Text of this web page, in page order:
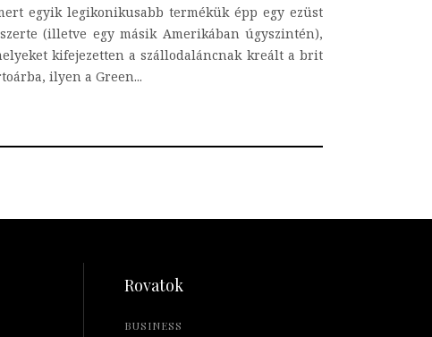
egyik legikonikusabb termékük épp egy ezüst
(illetve egy másik Amerikában úgyszintén),
kifejezetten a szállodaláncnak kreált a brit
ilyen a Green...
Rovatok
BUSINESS